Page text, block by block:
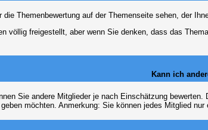
Themenbewertung auf der Themenseite sehen, der
völlig freigestellt, aber wenn Sie denken, dass das
Kann ich
Sie andere Mitglieder je nach Einschätzung
möchten. Anmerkung: Sie können jedes Mitglied nur